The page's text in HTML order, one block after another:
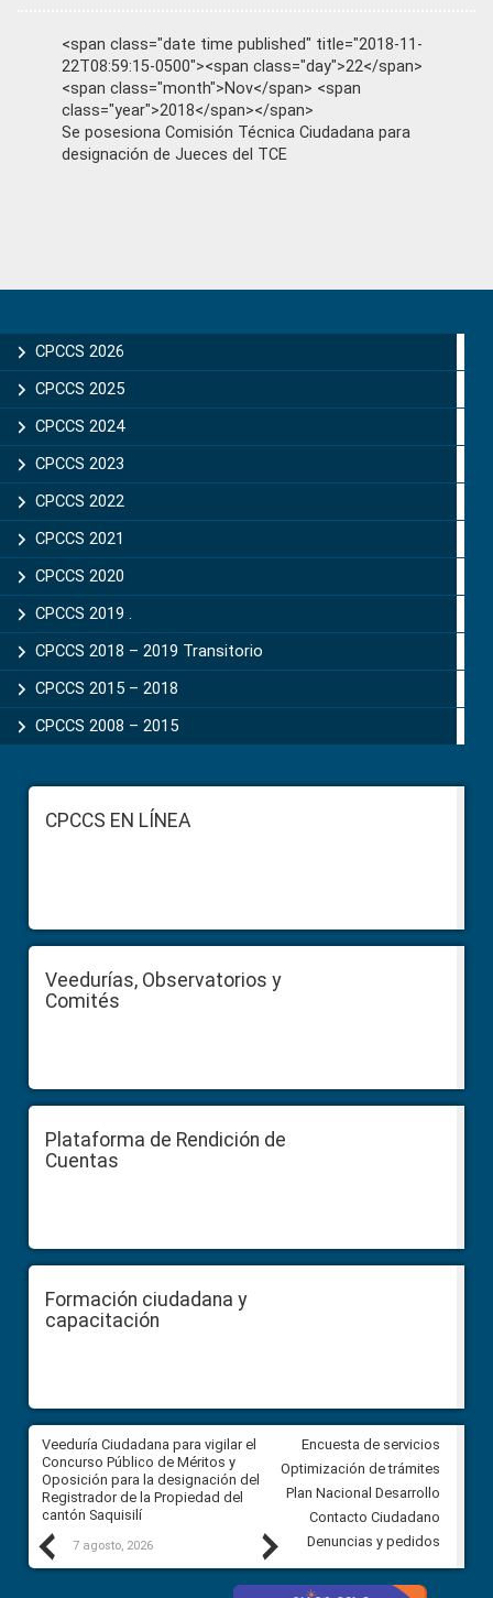
<span class="date time published" title="2018-11-
22T08:59:15-0500"><span class="day">22</span>
<span class="month">Nov</span> <span
class="year">2018</span></span>
Se posesiona Comisión Técnica Ciudadana para
designación de Jueces del TCE
Sidebar
CPCCS 2026
CPCCS 2025
CPCCS 2024
CPCCS 2023
CPCCS 2022
CPCCS 2021
CPCCS 2020
CPCCS 2019 .
CPCCS 2018 – 2019 Transitorio
CPCCS 2015 – 2018
CPCCS 2008 – 2015
FooterCPCCS EN LÍNEA
Veedurías, Observatorios y
Comités
Plataforma de Rendición de
Cuentas
Formación ciudadana y
capacitación
Previous
Veeduría Ciudadana para vigilar el
Concurso Público de Méritos y
Oposición para la designación del
Registrador de la Propiedad del
cantón Saquisilí
7 agosto, 2026
Veeduría Ciudadana para
construcción del asfaltado de
Ballenita del cantón Santa
7 agosto, 2026
Next
Encuesta de servicios
Optimización de trámites
Plan Nacional Desarrollo
Contacto Ciudadano
Denuncias y pedidos